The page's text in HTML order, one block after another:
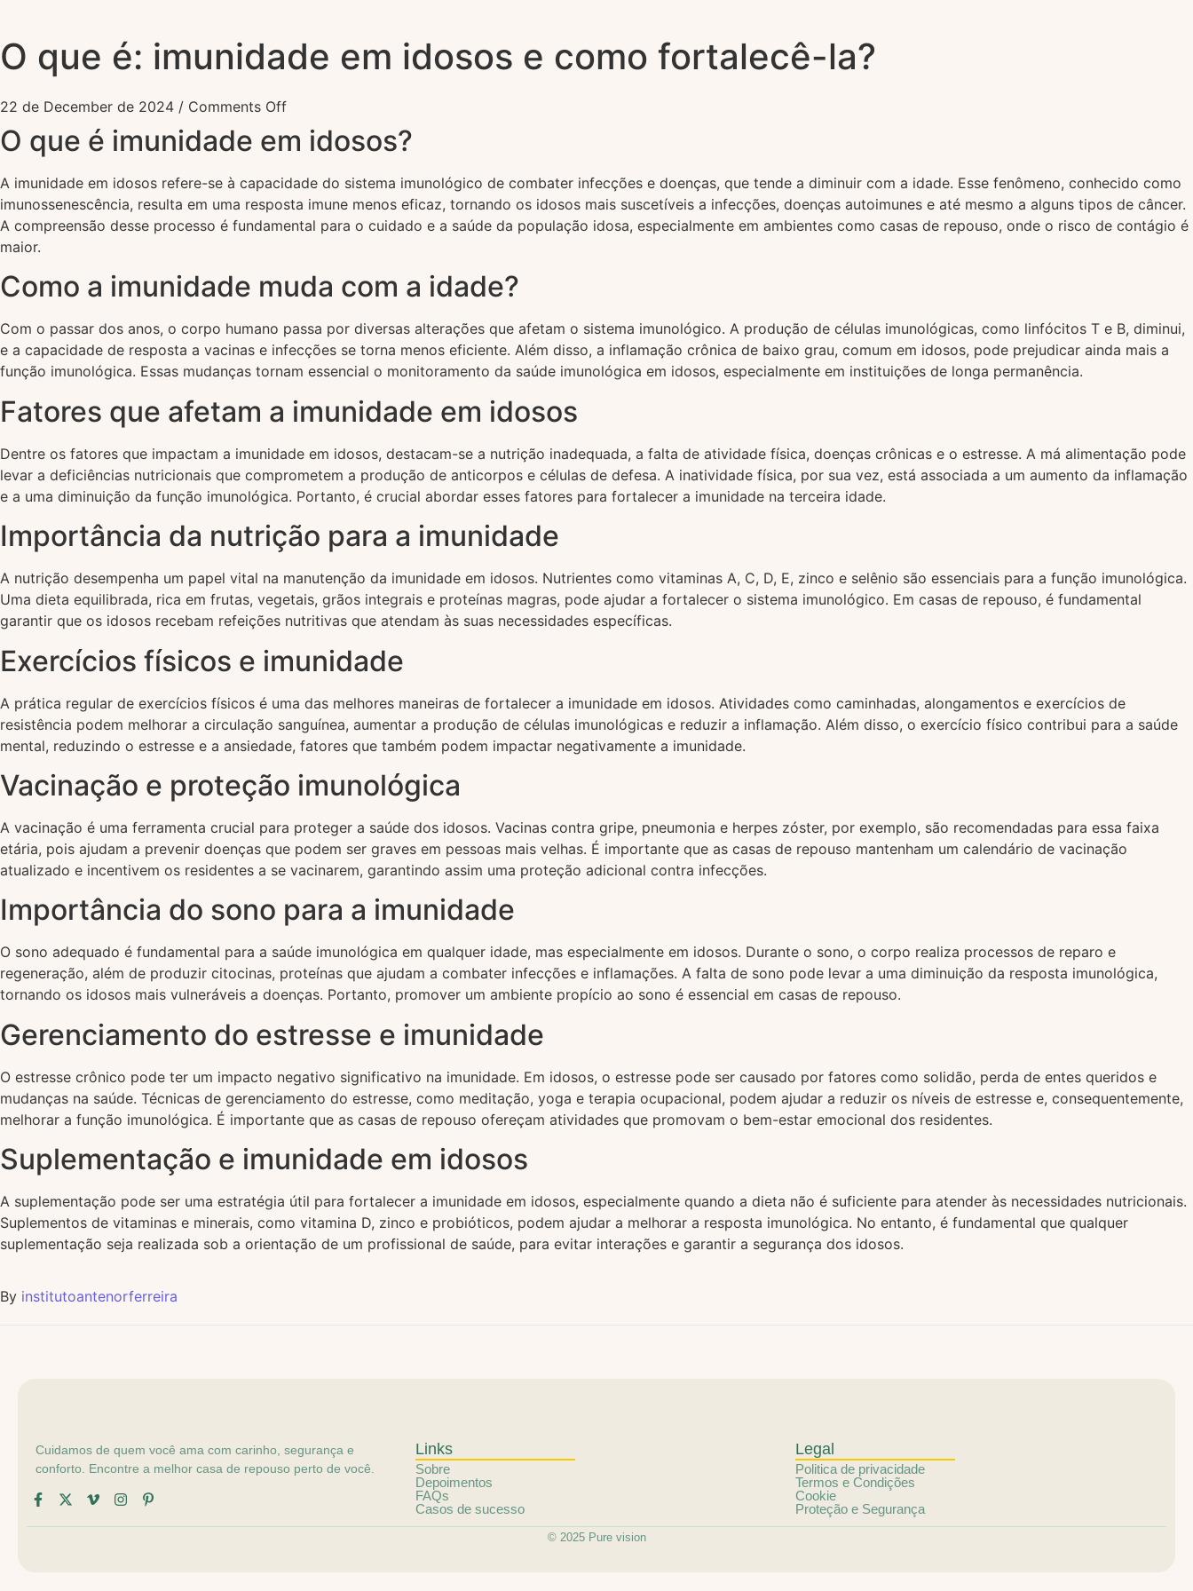
O que é: imunidade em idosos e como fortalecê-la?
22 de December de 2024 / Comments Off
O que é imunidade em idosos?
A imunidade em idosos refere-se à capacidade do sistema imunológico de combater infecções e doenças, que tende a diminuir com a idade. Esse fenômeno, conhecido como
imunossenescência, resulta em uma resposta imune menos eficaz, tornando os idosos mais suscetíveis a infecções, doenças autoimunes e até mesmo a alguns tipos de câncer.
A compreensão desse processo é fundamental para o cuidado e a saúde da população idosa, especialmente em ambientes como casas de repouso, onde o risco de contágio é
maior.
Como a imunidade muda com a idade?
Com o passar dos anos, o corpo humano passa por diversas alterações que afetam o sistema imunológico. A produção de células imunológicas, como linfócitos T e B, diminui,
e a capacidade de resposta a vacinas e infecções se torna menos eficiente. Além disso, a inflamação crônica de baixo grau, comum em idosos, pode prejudicar ainda mais a
função imunológica. Essas mudanças tornam essencial o monitoramento da saúde imunológica em idosos, especialmente em instituições de longa permanência.
Fatores que afetam a imunidade em idosos
Dentre os fatores que impactam a imunidade em idosos, destacam-se a nutrição inadequada, a falta de atividade física, doenças crônicas e o estresse. A má alimentação pode
levar a deficiências nutricionais que comprometem a produção de anticorpos e células de defesa. A inatividade física, por sua vez, está associada a um aumento da inflamação
e a uma diminuição da função imunológica. Portanto, é crucial abordar esses fatores para fortalecer a imunidade na terceira idade.
Importância da nutrição para a imunidade
A nutrição desempenha um papel vital na manutenção da imunidade em idosos. Nutrientes como vitaminas A, C, D, E, zinco e selênio são essenciais para a função imunológica.
Uma dieta equilibrada, rica em frutas, vegetais, grãos integrais e proteínas magras, pode ajudar a fortalecer o sistema imunológico. Em casas de repouso, é fundamental
garantir que os idosos recebam refeições nutritivas que atendam às suas necessidades específicas.
Exercícios físicos e imunidade
A prática regular de exercícios físicos é uma das melhores maneiras de fortalecer a imunidade em idosos. Atividades como caminhadas, alongamentos e exercícios de
resistência podem melhorar a circulação sanguínea, aumentar a produção de células imunológicas e reduzir a inflamação. Além disso, o exercício físico contribui para a saúde
mental, reduzindo o estresse e a ansiedade, fatores que também podem impactar negativamente a imunidade.
Vacinação e proteção imunológica
A vacinação é uma ferramenta crucial para proteger a saúde dos idosos. Vacinas contra gripe, pneumonia e herpes zóster, por exemplo, são recomendadas para essa faixa
etária, pois ajudam a prevenir doenças que podem ser graves em pessoas mais velhas. É importante que as casas de repouso mantenham um calendário de vacinação
atualizado e incentivem os residentes a se vacinarem, garantindo assim uma proteção adicional contra infecções.
Importância do sono para a imunidade
O sono adequado é fundamental para a saúde imunológica em qualquer idade, mas especialmente em idosos. Durante o sono, o corpo realiza processos de reparo e
regeneração, além de produzir citocinas, proteínas que ajudam a combater infecções e inflamações. A falta de sono pode levar a uma diminuição da resposta imunológica,
tornando os idosos mais vulneráveis a doenças. Portanto, promover um ambiente propício ao sono é essencial em casas de repouso.
Gerenciamento do estresse e imunidade
O estresse crônico pode ter um impacto negativo significativo na imunidade. Em idosos, o estresse pode ser causado por fatores como solidão, perda de entes queridos e
mudanças na saúde. Técnicas de gerenciamento do estresse, como meditação, yoga e terapia ocupacional, podem ajudar a reduzir os níveis de estresse e, consequentemente,
melhorar a função imunológica. É importante que as casas de repouso ofereçam atividades que promovam o bem-estar emocional dos residentes.
Suplementação e imunidade em idosos
A suplementação pode ser uma estratégia útil para fortalecer a imunidade em idosos, especialmente quando a dieta não é suficiente para atender às necessidades nutricionais.
Suplementos de vitaminas e minerais, como vitamina D, zinco e probióticos, podem ajudar a melhorar a resposta imunológica. No entanto, é fundamental que qualquer
suplementação seja realizada sob a orientação de um profissional de saúde, para evitar interações e garantir a segurança dos idosos.
By institutoantenorferreira
Cuidamos de quem você ama com carinho, segurança e
conforto. Encontre a melhor casa de repouso perto de você.
Links
Sobre
Depoimentos
FAQs
Casos de sucesso
Legal
Politica de privacidade
Termos e Condições
Cookie
Proteção e Segurança
© 2025 Pure vision